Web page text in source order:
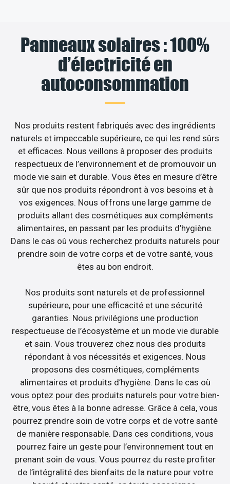
Panneaux solaires : 100%
d’électricité en
autoconsommation
Nos produits restent fabriqués avec des ingrédients
naturels et impeccable supérieure, ce qui les rend sûrs
et efficaces. Nous veillons à proposer des produits
respectueux de l’environnement et de promouvoir un
mode vie sain et durable. Vous êtes en mesure d’être
sûr que nos produits répondront à vos besoins et à
vos exigences. Nous offrons une large gamme de
produits allant des cosmétiques aux compléments
alimentaires, en passant par les produits d’hygiène.
Dans le cas où vous recherchez produits naturels pour
prendre soin de votre corps et de votre santé, vous
êtes au bon endroit.
Nos produits sont naturels et de professionnel
supérieure, pour une efficacité et une sécurité
garanties. Nous privilégions une production
respectueuse de l’écosystème et un mode vie durable
et sain. Vous trouverez chez nous des produits
répondant à vos nécessités et exigences. Nous
proposons des cosmétiques, compléments
alimentaires et produits d’hygiène. Dans le cas où
vous optez pour des produits naturels pour votre bien-
être, vous êtes à la bonne adresse. Grâce à cela, vous
pourrez prendre soin de votre corps et de votre santé
de manière responsable. Dans ces conditions, vous
pourrez faire un geste pour l’environnement tout en
prenant soin de vous. Vous pourrez du reste profiter
de l’intégralité des bienfaits de la nature pour votre